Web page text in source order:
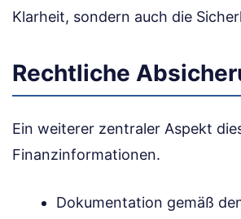
Klarheit, sondern auch die
Rechtliche
Ein weiterer zentraler Aspekt
Finanzinformationen.
Dokumentation gemäß